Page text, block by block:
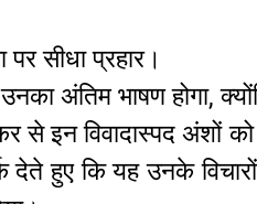
सीधा प्रहार।
अंतिम भाषण होगा,
इन विवादास्पद अंशों
देते हुए कि यह उनके